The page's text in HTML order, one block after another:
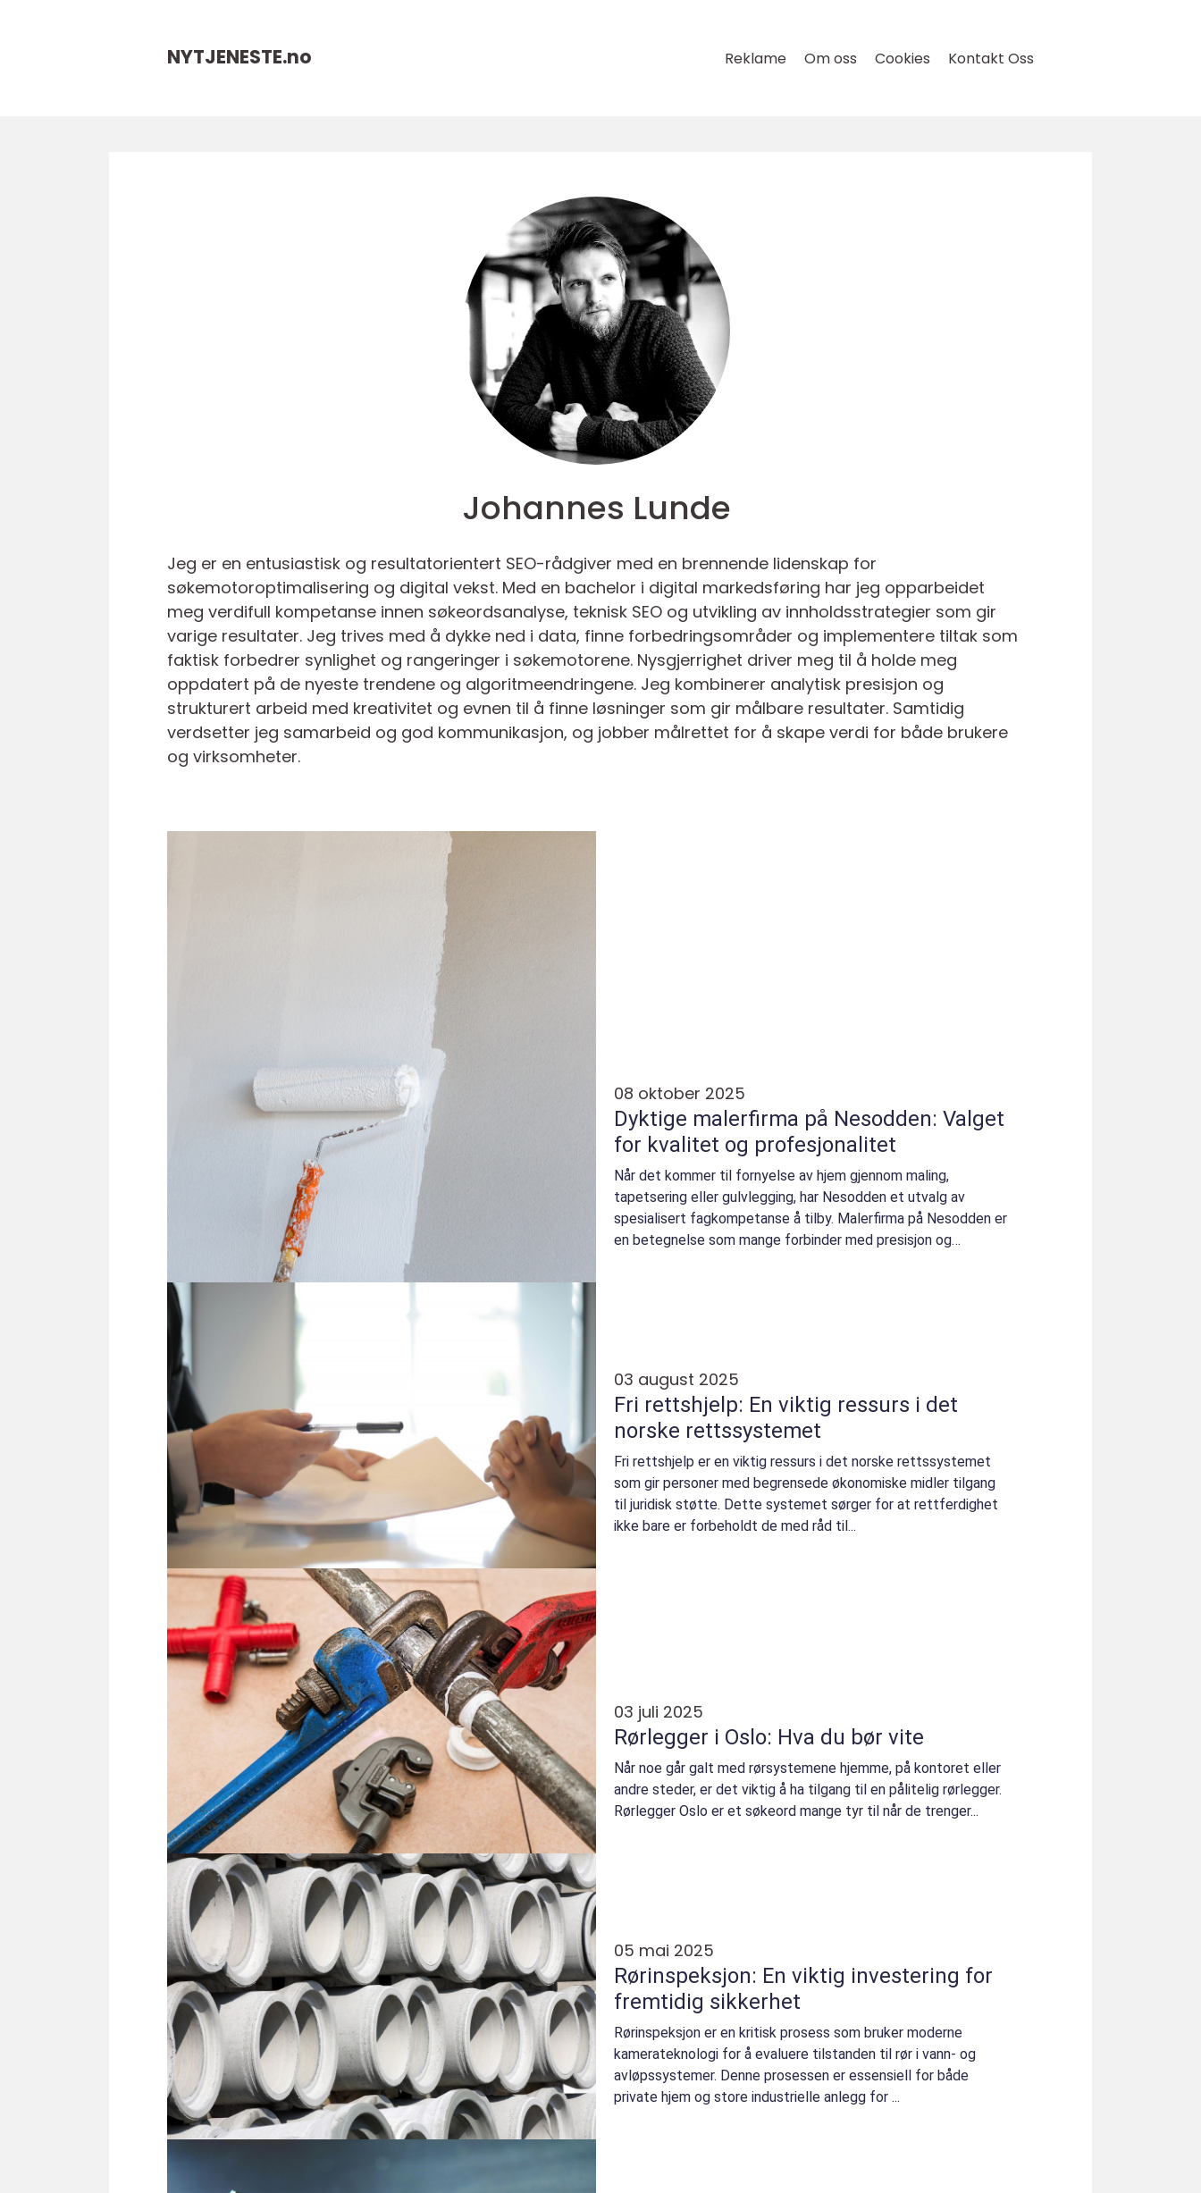
NYTJENESTE.no Reklame Om oss Cookies Kontakt Oss
Johannes Lunde
Jeg er en entusiastisk og resultatorientert SEO-rådgiver med en brennende lidenskap for
søkemotoroptimalisering og digital vekst. Med en bachelor i digital markedsføring har jeg opparbeidet
meg verdifull kompetanse innen søkeordsanalyse, teknisk SEO og utvikling av innholdsstrategier som gir
varige resultater. Jeg trives med å dykke ned i data, finne forbedringsområder og implementere tiltak som
faktisk forbedrer synlighet og rangeringer i søkemotorene. Nysgjerrighet driver meg til å holde meg
oppdatert på de nyeste trendene og algoritmeendringene. Jeg kombinerer analytisk presisjon og
strukturert arbeid med kreativitet og evnen til å finne løsninger som gir målbare resultater. Samtidig
verdsetter jeg samarbeid og god kommunikasjon, og jobber målrettet for å skape verdi for både brukere
og virksomheter.
08 oktober 2025
Dyktige malerfirma på Nesodden: Valget
for kvalitet og profesjonalitet
Når det kommer til fornyelse av hjem gjennom maling,
tapetsering eller gulvlegging, har Nesodden et utvalg av
spesialisert fagkompetanse å tilby. Malerfirma på Nesodden er
en betegnelse som mange forbinder med presisjon og
03 august 2025
Fri rettshjelp: En viktig ressurs i det
norske rettssystemet
Fri rettshjelp er en viktig ressurs i det norske rettssystemet
som gir personer med begrensede økonomiske midler tilgang
til juridisk støtte. Dette systemet sørger for at rettferdighet
ikke bare er forbeholdt de med råd til...
03 juli 2025
Rørlegger i Oslo: Hva du bør vite
Når noe går galt med rørsystemene hjemme, på kontoret eller
andre steder, er det viktig å ha tilgang til en pålitelig rørlegger.
Rørlegger Oslo er et søkeord mange tyr til når de trenger...
05 mai 2025
Rørinspeksjon: En viktig investering for
fremtidig sikkerhet
Rørinspeksjon er en kritisk prosess som bruker moderne
kamerateknologi for å evaluere tilstanden til rør i vann- og
avløpssystemer. Denne prosessen er essensiell for både
private hjem og store industrielle anlegg for ...